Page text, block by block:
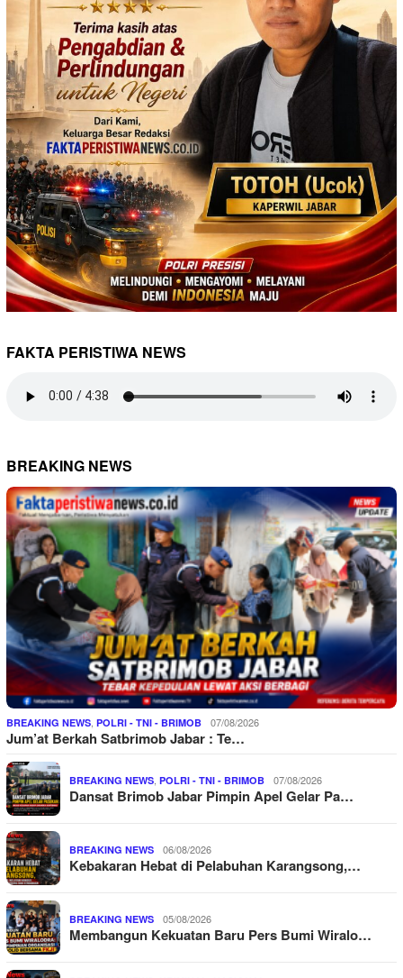
FAKTA PERISTIWA NEWS
BREAKING NEWS
BREAKING NEWS POLRI - TNI - BRIMOB 07/08/2026
Jum’at Berkah Satbrimob Jabar : Te…
BREAKING NEWS POLRI - TNI - BRIMOB 07/08/2026
Dansat Brimob Jabar Pimpin Apel Gelar Pa…
BREAKING NEWS 06/08/2026
Kebakaran Hebat di Pelabuhan Karangsong,…
BREAKING NEWS 05/08/2026
Membangun Kekuatan Baru Pers Bumi Wiralo…